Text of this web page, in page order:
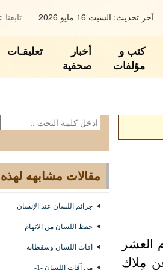
آخر تحديث: السبت 16 مايو 2026
كتب و
مؤلفات
أخبار
صحفية
تعليقـات
العشر
مِلاك
مقالات مشابهه لهذه
جرائم اللسان عند الإنسان
حفظ اللسان من الاتهام
آفات اللسان وسقطاته
من آفات اللسان -1-